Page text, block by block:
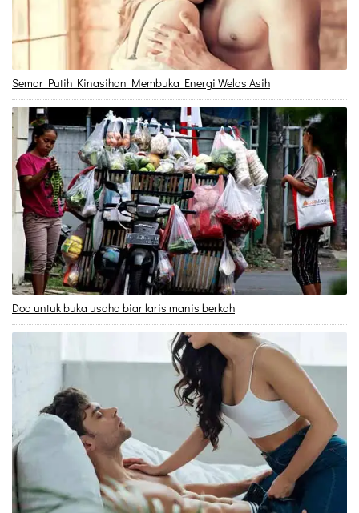
Semar Putih Kinasihan Membuka Energi Welas Asih
Doa untuk buka usaha biar laris manis berkah